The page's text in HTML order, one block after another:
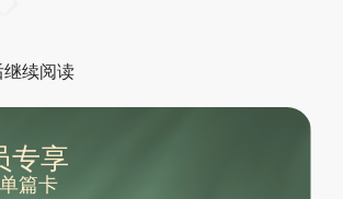
继续阅读
专享
篇卡